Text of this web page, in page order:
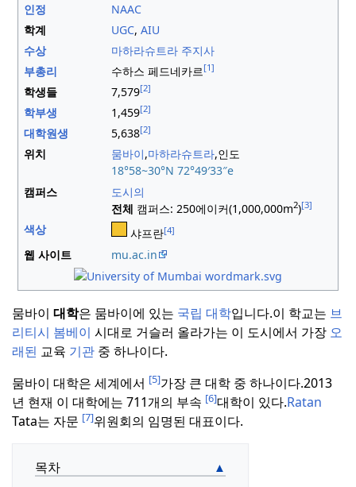
인정
NAAC
학계
UGC,AIU
수상
마하라슈트라 주지사
부총리
수하스 페드네카르 [1]
학생들 7,579[2]
학부생 1,459[2]
대학원생 5,638[2]
위치 뭄바이,마하라슈트라,인도
18°58~30°N 72°49′33″e
캠퍼스
도시의
전체 캠퍼스: 250에이커(1,000,000m2)[3]
색상 샤프란[4]
웹 사이트 mu.ac.in
뭄바이 대학은 뭄바이에 있는 국립 대학입니다.이 학교는 브
리티시 봄베이 시대로 거슬러 올라가는 이 도시에서 가장 오
래된 교육 기관 중 하나이다.
뭄바이 대학은 세계에서 [5]가장 큰 대학 중 하나이다.2013
년 현재 이 대학에는 711개의 부속 [6]대학이 있다.Ratan
Tata는 자문 [7]위원회의 임명된 대표이다.
목차